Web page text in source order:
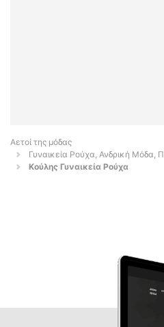
Αετοί της μόδας
Γυναικεία Ρούχα, Ανδρική Μόδα,
Κούλης Γυναικεία Ρούχα